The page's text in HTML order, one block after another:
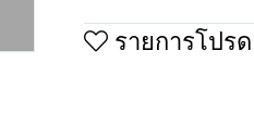
รายการโปรด